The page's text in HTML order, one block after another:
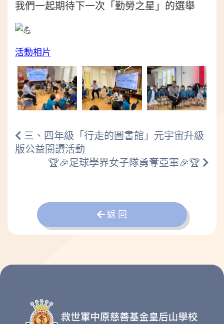
我們一起期待下一次「勤勞之星」的選舉
活動相片
三、四年級「行走的圖書館」元宇宙升級
版公益閱讀活動
🏆🎉足球學界女子隊勇奪亞軍🎉🏆
返 回